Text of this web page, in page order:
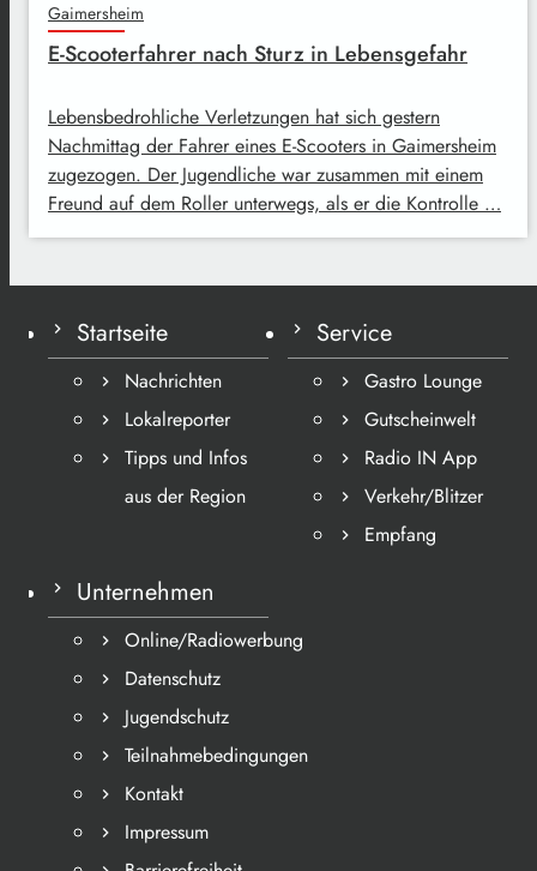
Gaimersheim
E-Scooterfahrer nach Sturz in Lebensgefahr
Lebensbedrohliche Verletzungen hat sich gestern
Nachmittag der Fahrer eines E-Scooters in Gaimersheim
zugezogen. Der Jugendliche war zusammen mit einem
Freund auf dem Roller unterwegs, als er die Kontrolle …
Startseite
Nachrichten
Lokalreporter
Tipps und Infos
aus der Region
Service
Gastro Lounge
Gutscheinwelt
Radio IN App
Verkehr/Blitzer
Empfang
Unternehmen
Online/Radiowerbung
Datenschutz
Jugendschutz
Teilnahmebedingungen
Kontakt
Impressum